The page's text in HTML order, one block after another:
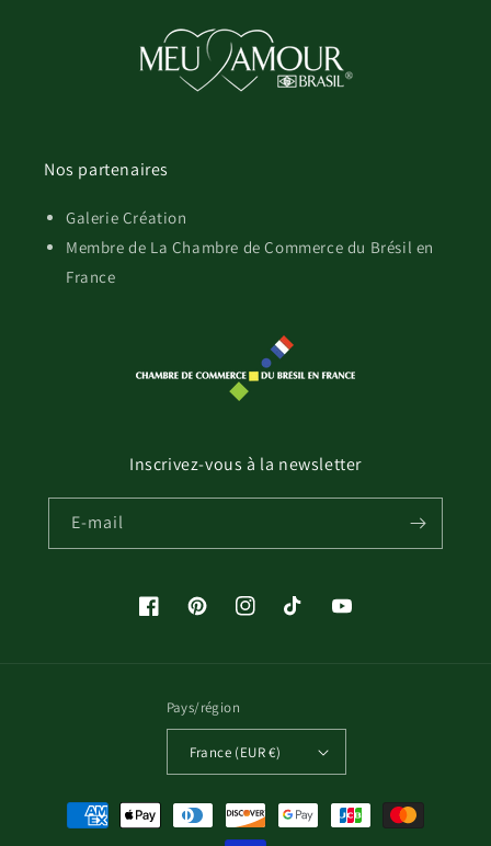
Nos partenaires
Galerie Création
Membre de La Chambre de Commerce du Brésil en
France
Inscrivez-vous à la newsletter
E-mail
FacebookPinterestInstagramTikTok YouTube
Pays/région
France (EUR €)
Moyens